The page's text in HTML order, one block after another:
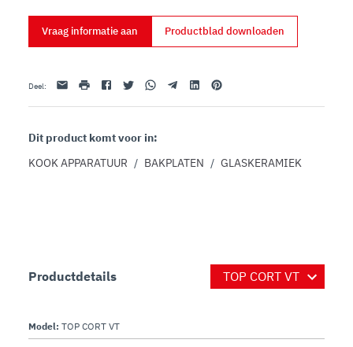
Vraag informatie aan Productblad downloaden
Deel: E-mail afdrukkenFacebookTwitterWhatsappTelegramLinkedinPinterest
Dit product komt voor in:
KOOK APPARATUUR / BAKPLATEN / GLASKERAMIEK
Productdetails
Model: TOP CORT VT